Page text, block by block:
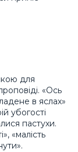
для
«Ось
в яслах»
убогості
пастухи.
«малість